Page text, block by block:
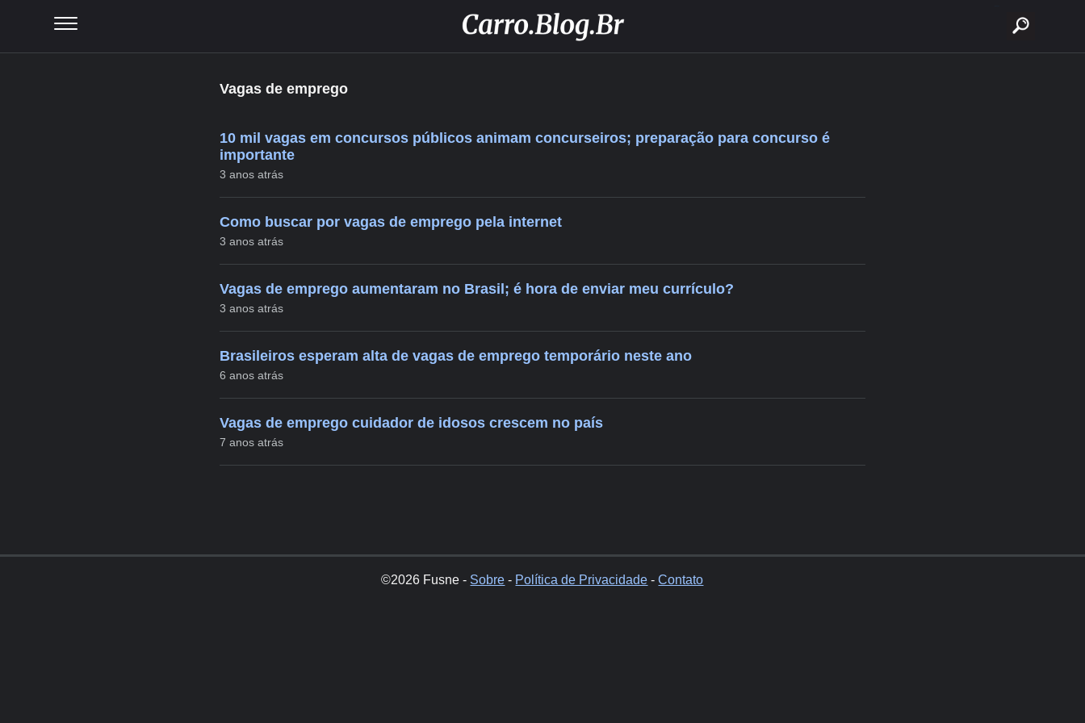
Vagas de emprego
10 mil vagas em concursos públicos animam concurseiros; preparação para concurso é
importante
3 anos atrás
Como buscar por vagas de emprego pela internet
3 anos atrás
Vagas de emprego aumentaram no Brasil; é hora de enviar meu currículo?
3 anos atrás
Brasileiros esperam alta de vagas de emprego temporário neste ano
6 anos atrás
Vagas de emprego cuidador de idosos crescem no país
7 anos atrás
©2026 Fusne - Sobre - Política de Privacidade -Contato